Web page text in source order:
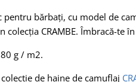
bărbați, cu model de
colecția CRAMBE. Îmbracă-te
g / m2.
de haine de camuflaj